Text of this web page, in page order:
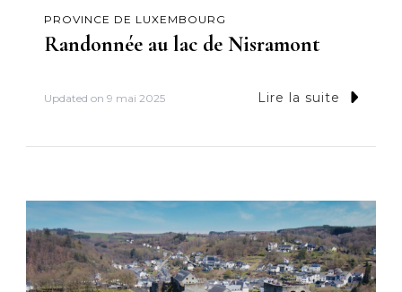
PROVINCE DE LUXEMBOURG
Randonnée au lac de Nisramont
Updated on 9 mai 2025 Lire la suite